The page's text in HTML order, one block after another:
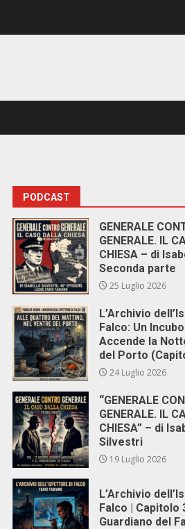
PODCAST
GENERALE
GENERALE. IL
CHIESA – di
Seconda parte
25 Luglio 2026
L’Archivio
Falco: Un
Accende la
del Porto
24 Luglio 2026
“GENERALE
GENERALE. IL
CHIESA” – di
Silvestri
19 Luglio 2026
L’Archivio
Falco | Capitolo
Guardiano del